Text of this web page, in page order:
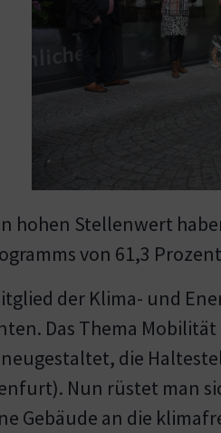
hohen Stellenwert
von 61,3
der Klima- und
Das Thema
die
Nun rüstet man
Gebäude an die